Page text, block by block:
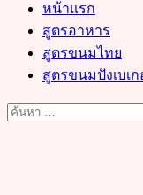
หน้าแรก
สูตรอาหาร
สูตรขนมไทย
สูตรขนมปังเบเก
ค้นหา